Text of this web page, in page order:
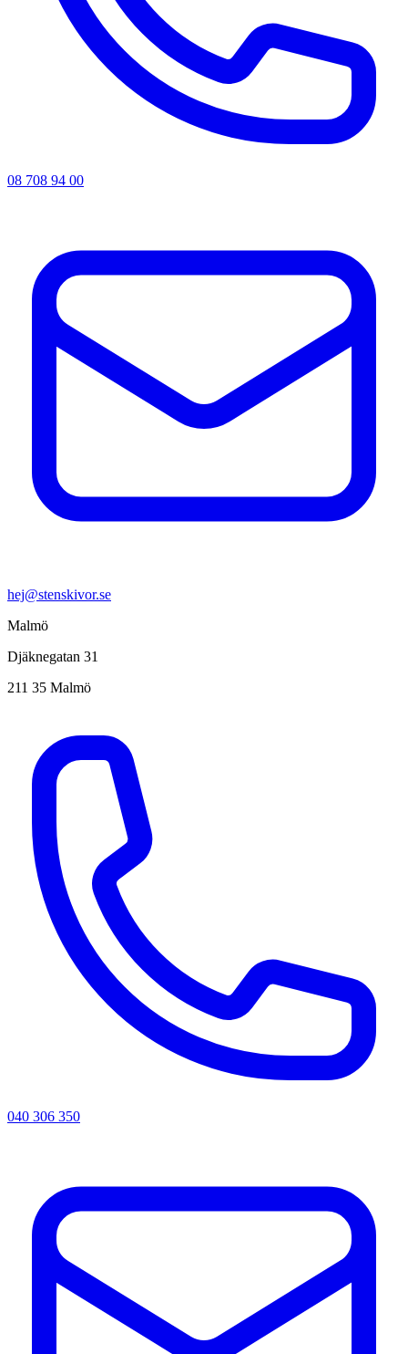
08 708 94 00
hej@stenskivor.se
Malmö
Djäknegatan 31
211 35 Malmö
040 306 350